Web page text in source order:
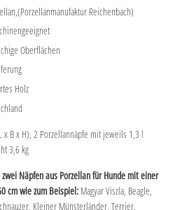
Reichenbach)
Oberflächen
Holz
x B x H), 2 Porzellannäpfe mit jeweils 1,3 l
3,6 kg
Näpfen aus Porzellan für Hunde mit einer
cm wie zum Beispiel: Magyar Viszla, Beagle,
Kleiner Münsterländer, Terrier,